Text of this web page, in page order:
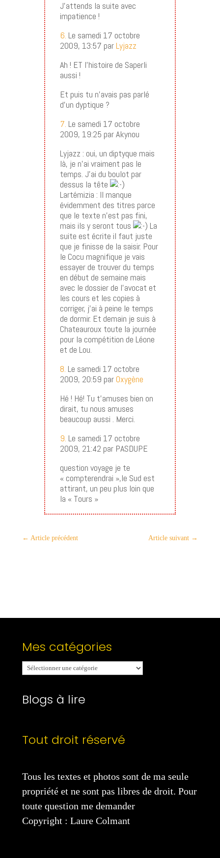
J’attends la suite avec
impatience !
6. Le samedi 17 octobre
2009, 13:57 parLyjazz
Ah ! ET l’histoire de Saperli
aussi !
Et puis tu n’avais pas parlé
d’un dyptique ?
7. Le samedi 17 octobre
2009, 19:25 par Akynou
Lyjazz : oui, un diptyque mais
là, je n’ai vraiment pas le
temps. J’ai du boulot par
dessus la tête
Lartémizia : Il manque
évidemment des titres parce
que le texte n’est pas fini,
mais ils y seront tous
La
suite est écrite il faut juste
que je finisse de la saisir. Pour
le Cocu magnifique je vais
essayer de trouver du temps
en début de semaine mais
avec le dossier de l’avocat et
les cours et les copies à
corriger, j’ai à peine le temps
de dormir. Et demain je suis à
Chateauroux toute la journée
pour la compétition de Léone
et de Lou.
8. Le samedi 17 octobre
2009, 20:59 parOxygène
Hé ! Hé! Tu t’amuses bien on
dirait, tu nous amuses
beaucoup aussi . Merci.
9. Le samedi 17 octobre
2009, 21:42 par PASDUPE
question voyage je te
« compterendrai »,le Sud est
attirant, un peu plus loin que
la « Tours »
← Article précédent Article suivant →
Mes catégories
Mes
catégories
Blogs à lire
Tout droit réservé
Tous les textes et photos sont de ma seule
propriété et ne sont pas libres de droit. Pour
toute question me demander
Copyright : Laure Colmant